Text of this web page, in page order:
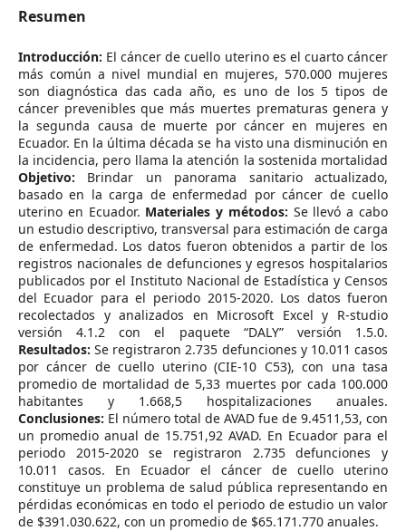
Resumen
Introducción: El cáncer de cuello uterino es el cuarto cáncer
más común a nivel mundial en mujeres, 570.000 mujeres
son diagnóstica das cada año, es uno de los 5 tipos de
cáncer prevenibles que más muertes prematuras genera y
la segunda causa de muerte por cáncer en mujeres en
Ecuador. En la última década se ha visto una disminución en
la incidencia, pero llama la atención la sostenida mortalidad
Objetivo: Brindar un panorama sanitario actualizado,
basado en la carga de enfermedad por cáncer de cuello
uterino en Ecuador. Materiales y métodos: Se llevó a cabo
un estudio descriptivo, transversal para estimación de carga
de enfermedad. Los datos fueron obtenidos a partir de los
registros nacionales de defunciones y egresos hospitalarios
publicados por el Instituto Nacional de Estadística y Censos
del Ecuador para el periodo 2015-2020. Los datos fueron
recolectados y analizados en Microsoft Excel y R-studio
versión 4.1.2 con el paquete “DALY” versión 1.5.0.
Resultados: Se registraron 2.735 defunciones y 10.011 casos
por cáncer de cuello uterino (CIE-10 C53), con una tasa
promedio de mortalidad de 5,33 muertes por cada 100.000
habitantes y 1.668,5 hospitalizaciones anuales.
Conclusiones: El número total de AVAD fue de 9.4511,53, con
un promedio anual de 15.751,92 AVAD. En Ecuador para el
periodo 2015-2020 se registraron 2.735 defunciones y
10.011 casos. En Ecuador el cáncer de cuello uterino
constituye un problema de salud pública representando en
pérdidas económicas en todo el periodo de estudio un valor
de $391.030.622, con un promedio de $65.171.770 anuales.